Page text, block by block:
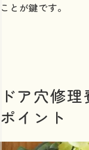
ことが鍵です。
ドア穴修
ポイント